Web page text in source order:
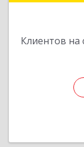
Клиентов